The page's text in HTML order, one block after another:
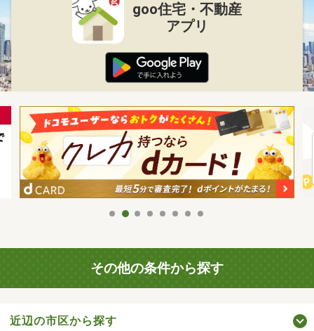
goo住宅・不動産
アプリ
その他の条件から探す
近辺の市区から探す